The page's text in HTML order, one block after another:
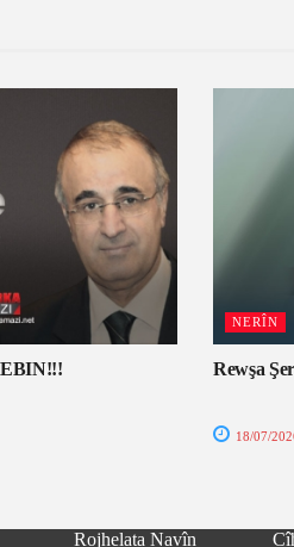
NERÎN
Rewşa
18/07/
Rojhelata Navîn